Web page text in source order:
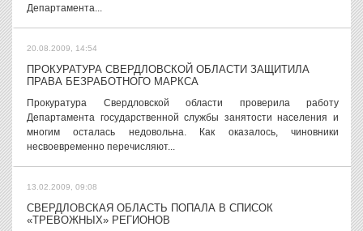
Департамента...
20.08.2009, 14:54
ПРОКУРАТУРА СВЕРДЛОВСКОЙ ОБЛАСТИ ЗАЩИТИЛА
ПРАВА БЕЗРАБОТНОГО МАРКСА
Прокуратура Свердловской области проверила работу
Департамента государственной службы занятости населения и
многим осталась недовольна. Как оказалось, чиновники
несвоевременно перечисляют...
13.02.2009, 09:08
СВЕРДЛОВСКАЯ ОБЛАСТЬ ПОПАЛА В СПИСОК
«ТРЕВОЖНЫХ» РЕГИОНОВ